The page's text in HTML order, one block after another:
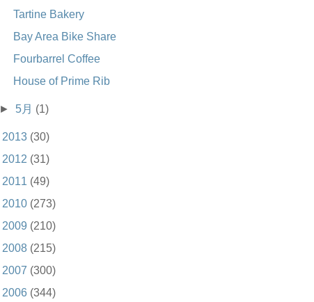
Tartine Bakery
Bay Area Bike Share
Fourbarrel Coffee
House of Prime Rib
► 5月 (1)
2013 (30)
2012 (31)
2011 (49)
2010 (273)
2009 (210)
2008 (215)
2007 (300)
2006 (344)